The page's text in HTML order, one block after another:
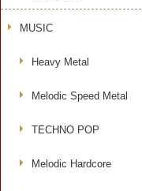
MUSIC
Heavy Metal
Melodic Speed Metal
TECHNO POP
Melodic Hardcore